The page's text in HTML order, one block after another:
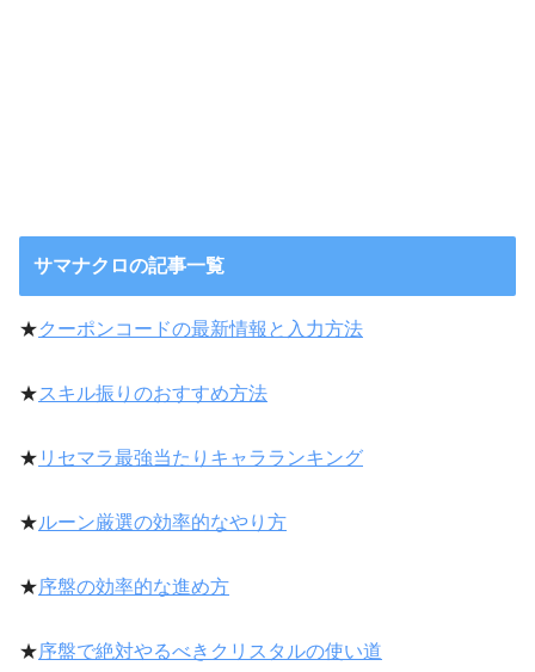
サマナクロの記事一覧
★クーポンコードの最新情報と入力方法
★スキル振りのおすすめ方法
★ リセマラ最強当たりキャラランキング
★ルーン厳選の効率的なやり方
★序盤の効率的な進め方
★序盤で絶対やるべきクリスタルの使い道